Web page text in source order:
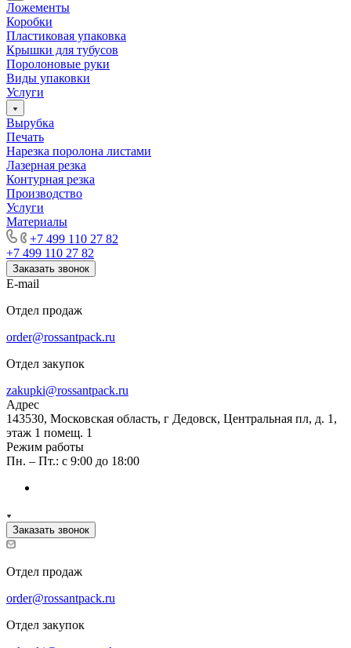
Ложементы
Коробки
Пластиковая упаковка
Крышки для тубусов
Поролоновые руки
Виды упаковки
Услуги
Вырубка
Печать
Нарезка поролона листами
Лазерная резка
Контурная резка
Производство
Услуги
Материалы
+7 499 110 27 82
+7 499 110 27 82
Заказать звонок
E-mail
Отдел продаж
order@rossantpack.ru
Отдел закупок
zakupki@rossantpack.ru
Адрес
143530, Московская область, г Дедовск, Центральная пл, д. 1,
этаж 1 помещ. 1
Режим работы
Пн. – Пт.: с 9:00 до 18:00
Заказать звонок
Отдел продаж
order@rossantpack.ru
Отдел закупок